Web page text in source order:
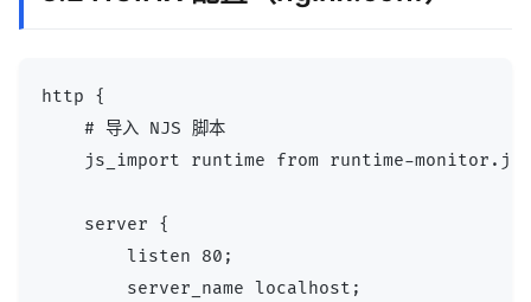
http {
    # 导入 NJS 脚本
js_import runtime from runtime-
    server {
        listen 80;
        server_name localhost;